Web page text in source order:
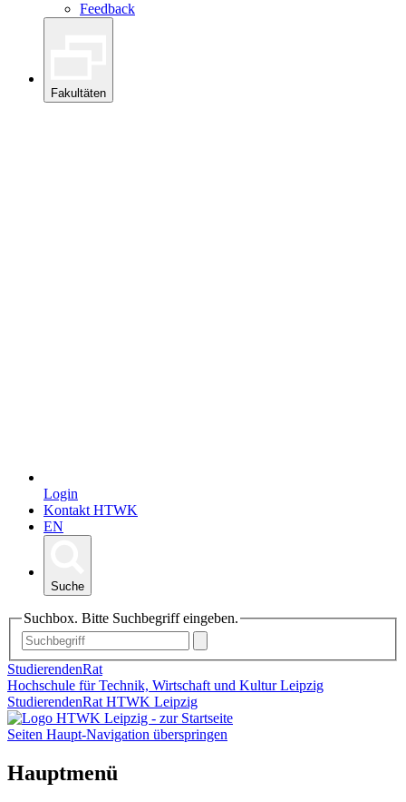
Feedback
Fakultäten
Login
Kontakt HTWK
EN
Suche
Suchbox. Bitte Suchbegriff eingeben.
StudierendenRat
Hochschule für Technik, Wirtschaft und Kultur Leipzig
StudierendenRat HTWK Leipzig
Seiten Haupt-Navigation überspringen
Hauptmenü